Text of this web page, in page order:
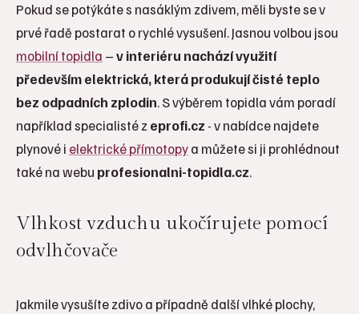
Pokud se potýkáte s nasáklým zdivem, měli byste se v
prvé řadě postarat o rychlé vysušení. Jasnou volbou jsou
mobilní topidla –v interiéru nachází využití
především elektrická, která produkují čisté teplo
bez odpadních zplodin. S výběrem topidla vám poradí
například specialisté z eprofi.cz - v nabídce najdete
plynové i elektrické přímotopya můžete si ji prohlédnout
také na webu profesionalni-topidla.cz.
Vlhkost vzduchu ukočírujete pomocí
odvlhčovače
Jakmile vysušíte zdivo a případně další vlhké plochy,